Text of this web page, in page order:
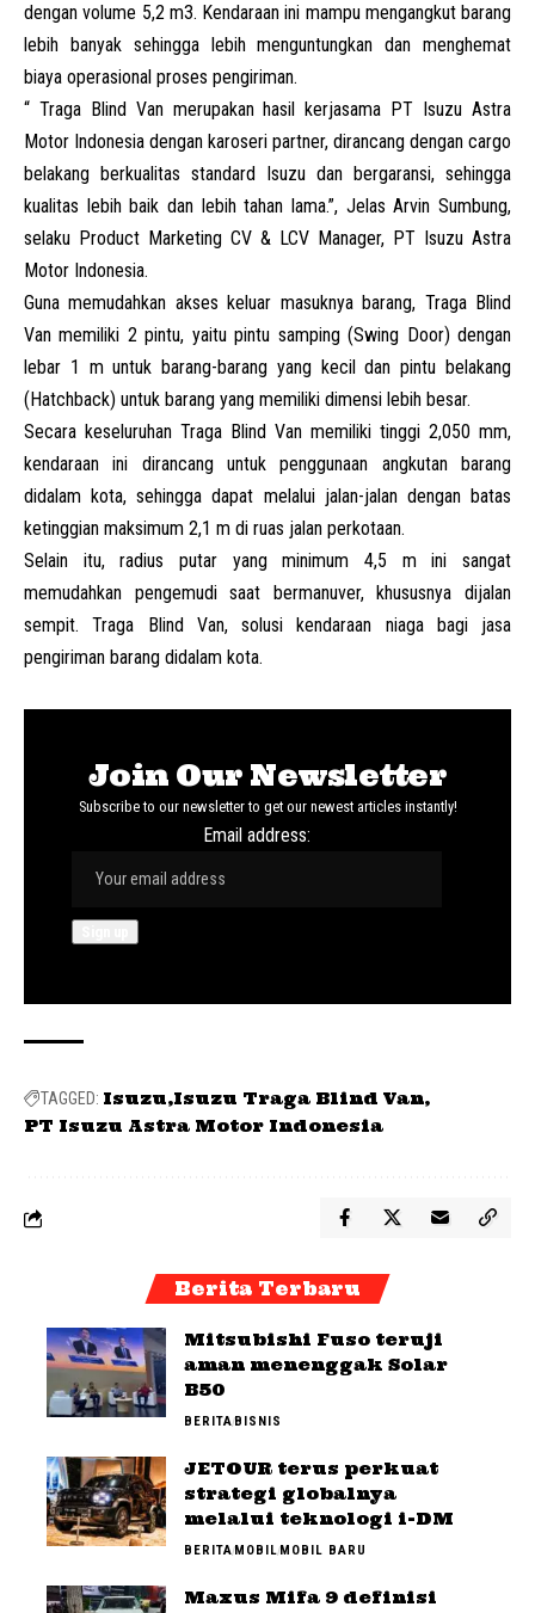
dengan volume 5,2 m3. Kendaraan ini mampu mengangkut barang
lebih banyak sehingga lebih menguntungkan dan menghemat
biaya operasional proses pengiriman.
“ Traga Blind Van merupakan hasil kerjasama PT Isuzu Astra
Motor Indonesia dengan karoseri partner, dirancang dengan cargo
belakang berkualitas standard Isuzu dan bergaransi, sehingga
kualitas lebih baik dan lebih tahan lama.”, Jelas Arvin Sumbung,
selaku Product Marketing CV & LCV Manager, PT Isuzu Astra
Motor Indonesia.
Guna memudahkan akses keluar masuknya barang, Traga Blind
Van memiliki 2 pintu, yaitu pintu samping (Swing Door) dengan
lebar 1 m untuk barang-barang yang kecil dan pintu belakang
(Hatchback) untuk barang yang memiliki dimensi lebih besar.
Secara keseluruhan Traga Blind Van memiliki tinggi 2,050 mm,
kendaraan ini dirancang untuk penggunaan angkutan barang
didalam kota, sehingga dapat melalui jalan-jalan dengan batas
ketinggian maksimum 2,1 m di ruas jalan perkotaan.
Selain itu, radius putar yang minimum 4,5 m ini sangat
memudahkan pengemudi saat bermanuver, khususnya dijalan
sempit. Traga Blind Van, solusi kendaraan niaga bagi jasa
pengiriman barang didalam kota.
Join Our Newsletter
Subscribe to our newsletter to get our newest articles instantly!
Email address:
TAGGED: Isuzu Isuzu Traga Blind Van
PT Isuzu Astra Motor Indonesia
Berita Terbaru
Mitsubishi Fuso teruji
aman menenggak Solar
B50
BERITABISNIS
JETOUR terus perkuat
strategi globalnya
melalui teknologi i-DM
BERITAMOBILMOBIL BARU
Maxus Mifa 9 definisi